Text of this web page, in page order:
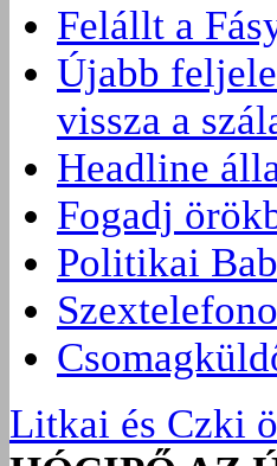
Felállt a
Újabb
vissza a
Headline
Fogadj
Politikai
Litkai és Czki